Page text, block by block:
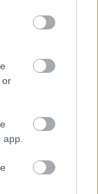
or
que el
que
en la
un